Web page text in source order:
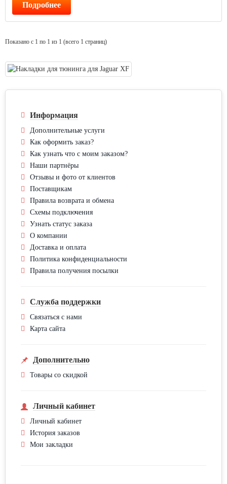
Подробнее
Показано с 1 по 1 из 1 (всего 1 страниц)
Информация
Дополнительные услуги
Как оформить заказ?
Как узнать что с моим заказом?
Наши партнёры
Отзывы и фото от клиентов
Поставщикам
Правила возврата и обмена
Схемы подключения
Узнать статус заказа
О компании
Доставка и оплата
Политика конфиденциальности
Правила получения посылки
Служба поддержки
Связаться с нами
Карта сайта
Дополнительно
Товары со скидкой
Личный кабинет
Личный кабинет
История заказов
Мои закладки